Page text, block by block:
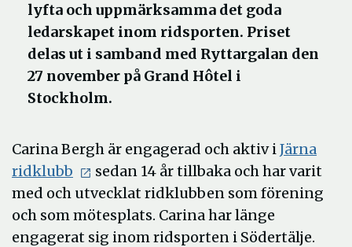
lyfta och uppmärksamma det goda
ledarskapet inom ridsporten. Priset
delas ut i samband med Ryttargalan den
27 november på Grand Hôtel i
Stockholm.
Carina Bergh är engagerad och aktiv iJärna
ridklubb
sedan 14 år tillbaka och har varit
med och utvecklat ridklubben som förening
och som mötesplats. Carina har länge
engagerat sig inom ridsporten i Södertälje.